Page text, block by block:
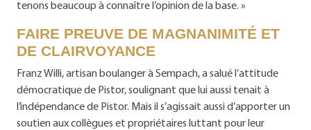
tenons beaucoup à connaître l’opinion de la base. »
FAIRE PREUVE DE MAGNANIMITÉ ET
DE CLAIRVOYANCE
Franz Willi, artisan boulanger à Sempach, a salué l’attitude
démocratique de Pistor, soulignant que lui aussi tenait à
l’indépendance de Pistor. Mais il s’agissait aussi d’apporter un
soutien aux collègues et propriétaires luttant pour leur